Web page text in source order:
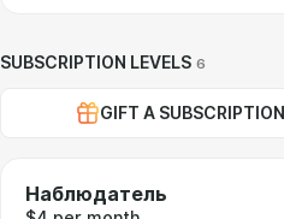
SUBSCRIPTION LEVELS 6
GIFT A SUBSCRIPTION
Наблюдатель